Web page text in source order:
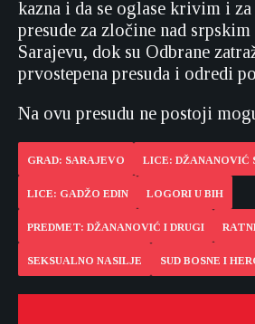
kazna i da se oglase krivim i
presude za zločine nad
Sarajevu, dok su Odbrane
prvostepena presuda i odredi
Na ovu presudu ne postoji
GRAD: SARAJEVO LICE: DŽANANOVIĆ
LICE: GADŽO EDIN LOGORI U BIH
PREDMET: DŽANANOVIĆ I DRUGI
SEKSUALNO NASILJE SUD BOSNE I